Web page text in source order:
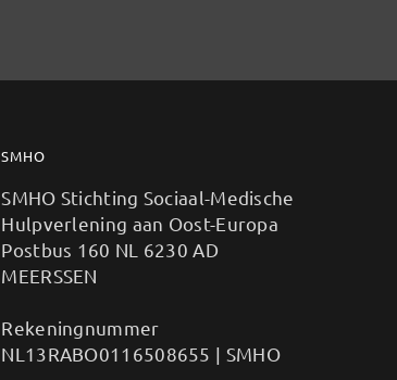
SMHO
SMHO Stichting Sociaal-Medische
Hulpverlening aan Oost-Europa
Postbus 160 NL 6230 AD
MEERSSEN
Rekeningnummer
NL13RABO0116508655 | SMHO